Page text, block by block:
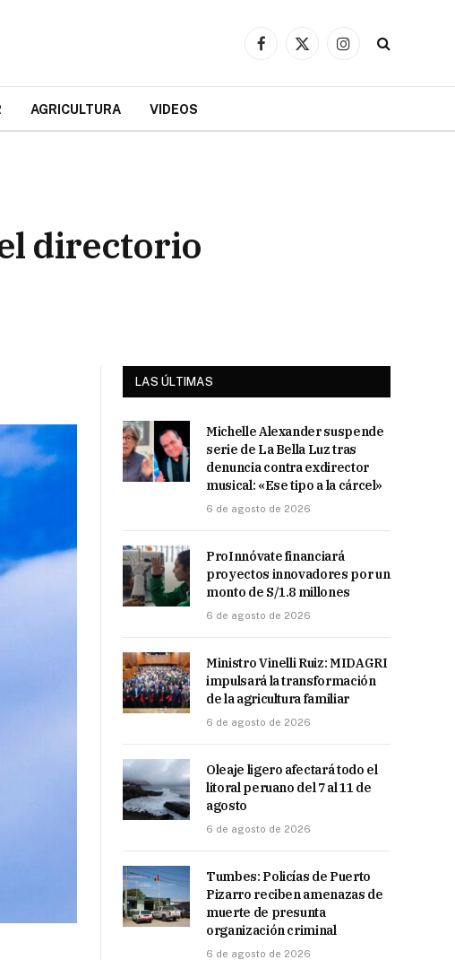
Facebook
X
Instagram
AGRICULTURA VIDEOS
directorio
LAS ÚLTIMAS
Michelle Alexander suspende
serie de La Bella Luz tras
denuncia contra exdirector
musical: «Ese tipo a la cárcel»
6 de agosto de 2026
ProInnóvate financiará
proyectos innovadores por un
monto de S/1.8 millones
6 de agosto de 2026
Ministro Vinelli Ruiz: MIDAGRI
impulsará la transformación
de la agricultura familiar
6 de agosto de 2026
Oleaje ligero afectará todo el
litoral peruano del 7 al 11 de
agosto
6 de agosto de 2026
Tumbes: Policías de Puerto
Pizarro reciben amenazas de
muerte de presunta
organización criminal
6 de agosto de 2026